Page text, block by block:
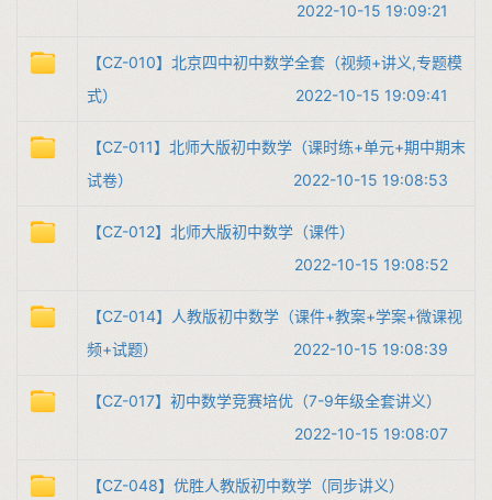
2022-10-15 19:09:21
【CZ-010】北京四中初中数学全套（视频+讲义,专题模
式）
2022-10-15 19:09:41
【CZ-011】北师大版初中数学（课时练+单元+期中期末
试卷）
2022-10-15 19:08:53
【CZ-012】北师大版初中数学（课件）
2022-10-15 19:08:52
【CZ-014】人教版初中数学（课件+教案+学案+微课视
频+试题）
2022-10-15 19:08:39
【CZ-017】初中数学竞赛培优（7-9年级全套讲义）
2022-10-15 19:08:07
【CZ-048】优胜人教版初中数学（同步讲义）